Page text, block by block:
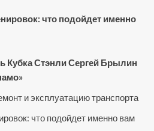
что подойдет именно
Кубка Стэнли Сергей Брылин
и эксплуатацию транспорта
что подойдет именно вам